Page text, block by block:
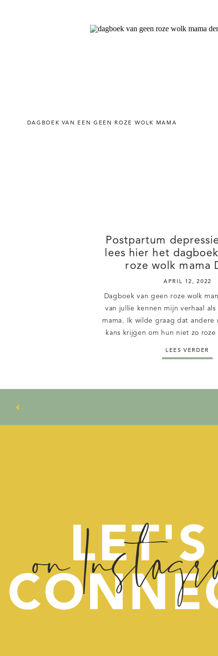
DAGBOEK VAN EEN GEEN ROZE WOLK MAMA
Postpartum
lees hier het
roze wolk mama
APRIL 12, 2022
Dagboek van geen roze wolk
van jullie kennen mijn verhaal
mama. Ik wilde graag dat andere
kans krijgen om hun niet zo
wolk” mama gestart. Zodat elke
LEES VERDER
LET'S